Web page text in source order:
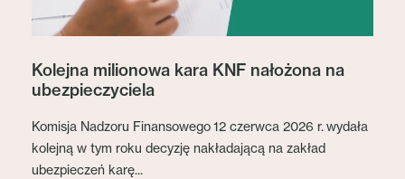
Kolejna milionowa kara KNF nałożona na
ubezpieczyciela
Komisja Nadzoru Finansowego 12 czerwca 2026 r. wydała
kolejną w tym roku decyzję nakładającą na zakład
ubezpieczeń karę...